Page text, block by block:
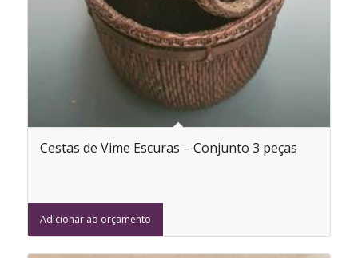
Cestas de Vime Escuras – Conjunto 3 peças
Adicionar ao orçamento